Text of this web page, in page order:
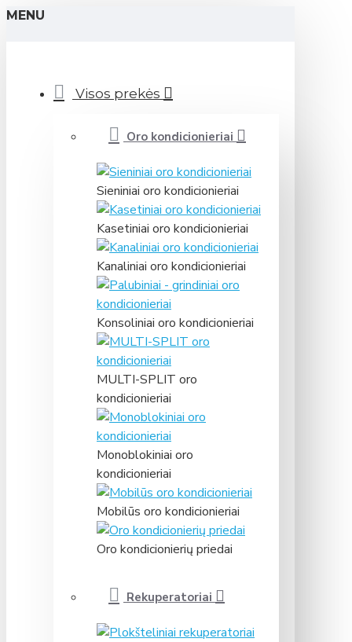
MENU
Visos prekės
Oro kondicionieriai
Sieniniai oro kondicionieriai
Kasetiniai oro kondicionieriai
Kanaliniai oro kondicionieriai
Konsoliniai oro kondicionieriai
MULTI-SPLIT oro
kondicionieriai
Monoblokiniai oro
kondicionieriai
Mobilūs oro kondicionieriai
Oro kondicionierių priedai
Rekuperatoriai